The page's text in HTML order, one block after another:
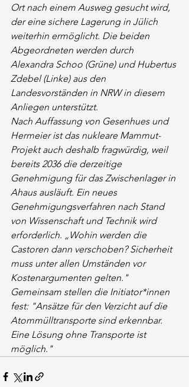
Ort nach einem Ausweg gesucht wird,
der eine sichere Lagerung in Jülich
weiterhin ermöglicht. Die beiden
Abgeordneten werden durch
Alexandra Schoo (Grüne) und Hubertus
Zdebel (Linke) aus den
Landesvorständen in NRW in diesem
Anliegen unterstützt.
Nach Auffassung von Gesenhues und
Hermeier ist das nukleare Mammut-
Projekt auch deshalb fragwürdig, weil
bereits 2036 die derzeitige
Genehmigung für das Zwischenlager in
Ahaus ausläuft. Ein neues
Genehmigungsverfahren nach Stand
von Wissenschaft und Technik wird
erforderlich. „Wohin werden die
Castoren dann verschoben? Sicherheit
muss unter allen Umständen vor
Kostenargumenten gelten."
Gemeinsam stellen die Initiator*innen
fest: "Ansätze für den Verzicht auf die
Atommülltransporte sind erkennbar.
Eine Lösung ohne Transporte ist
möglich."